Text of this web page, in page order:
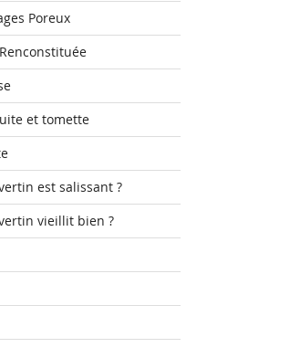
Poreux
et tomette
est salissant ?
vieillit bien ?